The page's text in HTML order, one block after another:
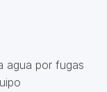
agua por fugas